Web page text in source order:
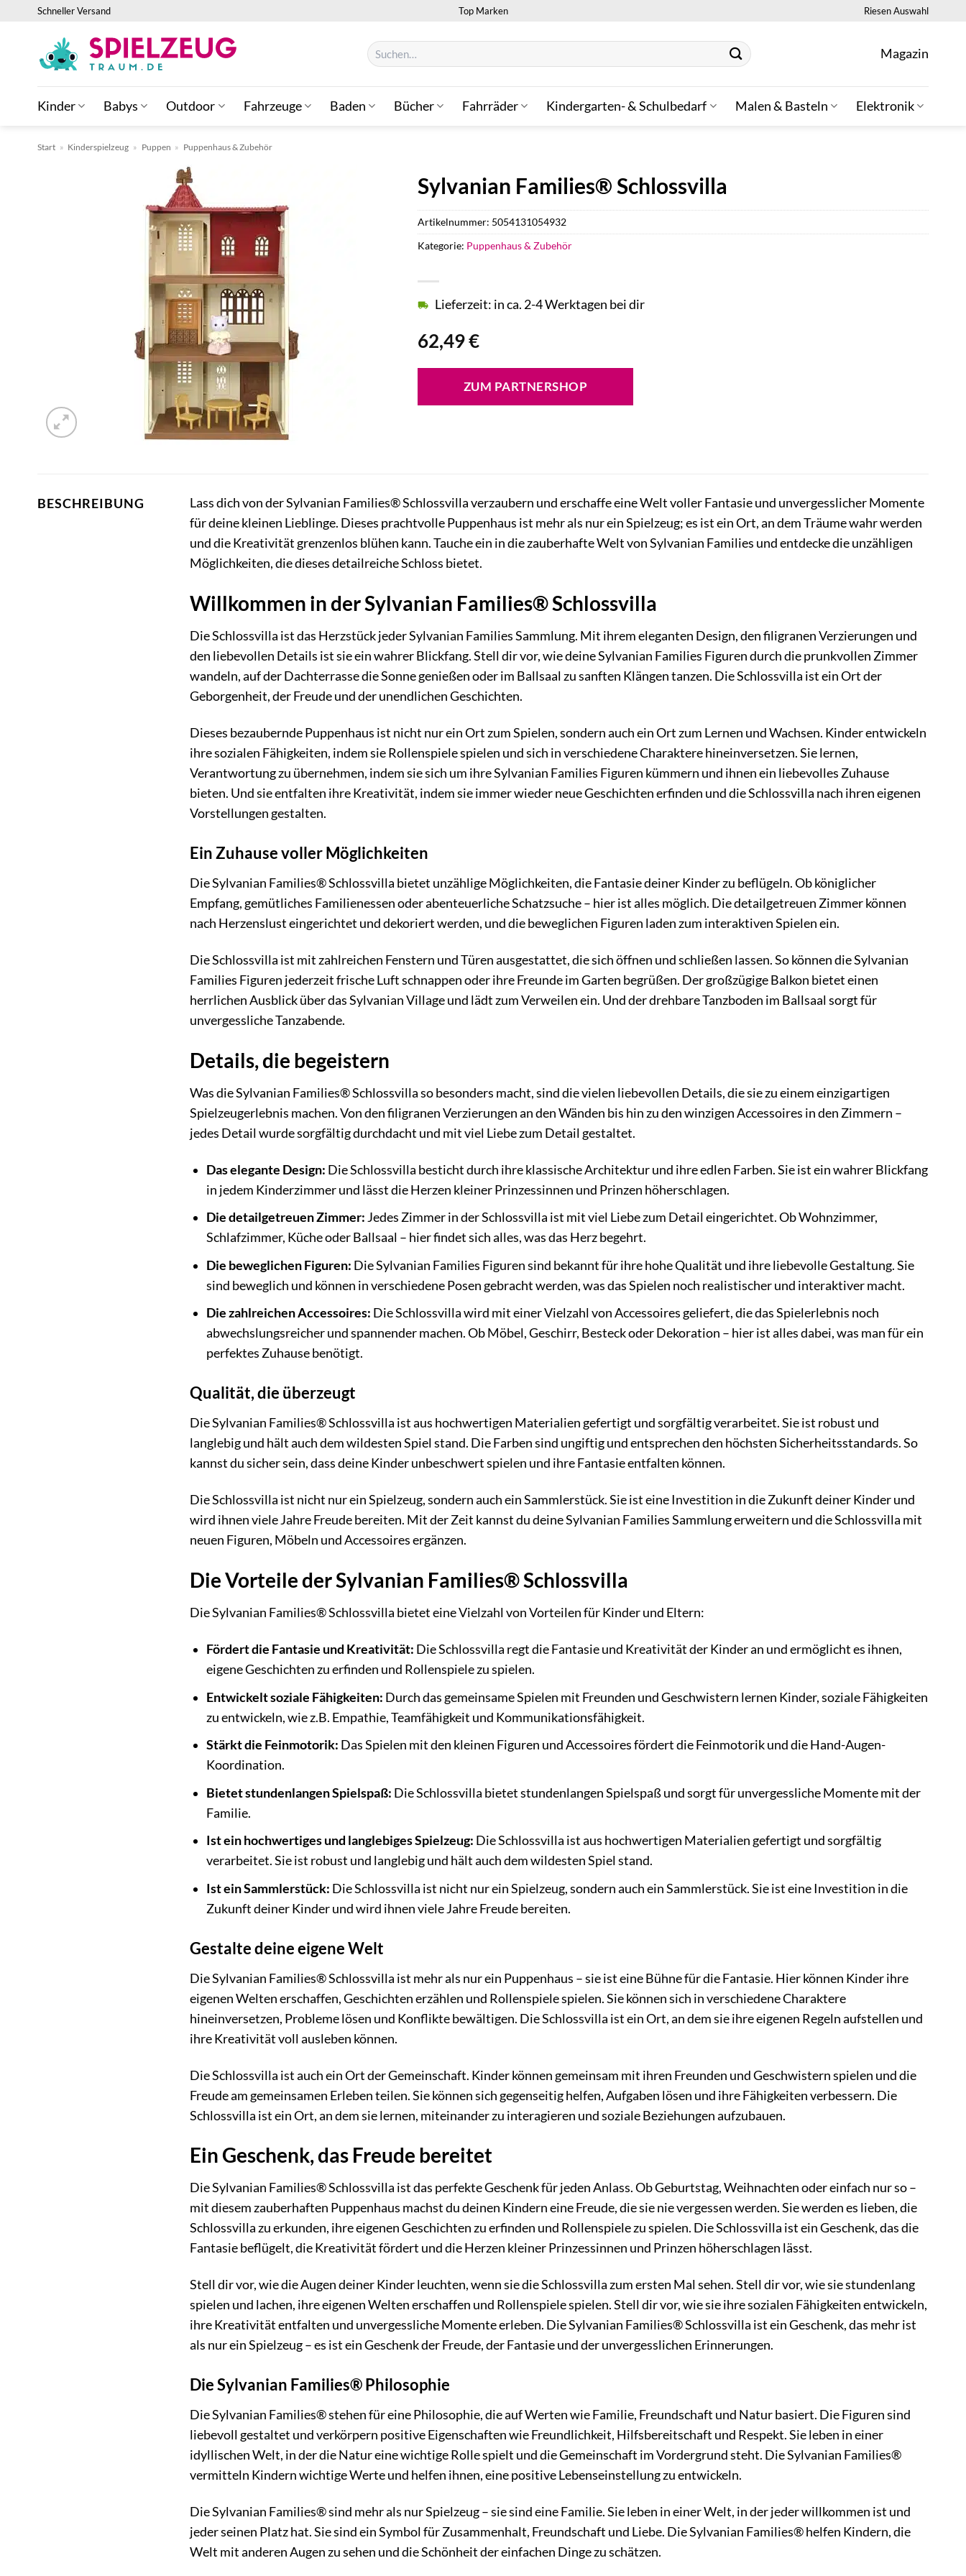
springen
Schneller Versand Top Marken Riesen Auswahl
Suchen
nach:
Magazin
Kinder Babys Outdoor Fahrzeuge Baden Bücher Fahrräder Kindergarten- & Schulbedarf Malen & Basteln Elektronik
Start » Kinderspielzeug » Puppen » Puppenhaus & Zubehör
Sylvanian Families® Schlossvilla
62,49€
Lieferzeit: in ca. 2-4 Werktagen bei dir
ZUM PARTNERSHOP
Artikelnummer: 5054131054932
Kategorie: Puppenhaus & Zubehör
BESCHREIBUNG
Lass dich von der Sylvanian Families® Schlossvilla verzaubern und erschaffe eine Welt voller Fantasie und unvergesslicher Momente
für deine kleinen Lieblinge. Dieses prachtvolle Puppenhaus ist mehr als nur ein Spielzeug; es ist ein Ort, an dem Träume wahr werden
und die Kreativität grenzenlos blühen kann. Tauche ein in die zauberhafte Welt von Sylvanian Families und entdecke die unzähligen
Möglichkeiten, die dieses detailreiche Schloss bietet.
Willkommen in der Sylvanian Families® Schlossvilla
Die Schlossvilla ist das Herzstück jeder Sylvanian Families Sammlung. Mit ihrem eleganten Design, den filigranen Verzierungen und
den liebevollen Details ist sie ein wahrer Blickfang. Stell dir vor, wie deine Sylvanian Families Figuren durch die prunkvollen Zimmer
wandeln, auf der Dachterrasse die Sonne genießen oder im Ballsaal zu sanften Klängen tanzen. Die Schlossvilla ist ein Ort der
Geborgenheit, der Freude und der unendlichen Geschichten.
Dieses bezaubernde Puppenhaus ist nicht nur ein Ort zum Spielen, sondern auch ein Ort zum Lernen und Wachsen. Kinder entwickeln
ihre sozialen Fähigkeiten, indem sie Rollenspiele spielen und sich in verschiedene Charaktere hineinversetzen. Sie lernen,
Verantwortung zu übernehmen, indem sie sich um ihre Sylvanian Families Figuren kümmern und ihnen ein liebevolles Zuhause
bieten. Und sie entfalten ihre Kreativität, indem sie immer wieder neue Geschichten erfinden und die Schlossvilla nach ihren eigenen
Vorstellungen gestalten.
Ein Zuhause voller Möglichkeiten
Die Sylvanian Families® Schlossvilla bietet unzählige Möglichkeiten, die Fantasie deiner Kinder zu beflügeln. Ob königlicher
Empfang, gemütliches Familienessen oder abenteuerliche Schatzsuche – hier ist alles möglich. Die detailgetreuen Zimmer können
nach Herzenslust eingerichtet und dekoriert werden, und die beweglichen Figuren laden zum interaktiven Spielen ein.
Die Schlossvilla ist mit zahlreichen Fenstern und Türen ausgestattet, die sich öffnen und schließen lassen. So können die Sylvanian
Families Figuren jederzeit frische Luft schnappen oder ihre Freunde im Garten begrüßen. Der großzügige Balkon bietet einen
herrlichen Ausblick über das Sylvanian Village und lädt zum Verweilen ein. Und der drehbare Tanzboden im Ballsaal sorgt für
unvergessliche Tanzabende.
Details, die begeistern
Was die Sylvanian Families® Schlossvilla so besonders macht, sind die vielen liebevollen Details, die sie zu einem einzigartigen
Spielzeugerlebnis machen. Von den filigranen Verzierungen an den Wänden bis hin zu den winzigen Accessoires in den Zimmern –
jedes Detail wurde sorgfältig durchdacht und mit viel Liebe zum Detail gestaltet.
Das elegante Design: Die Schlossvilla besticht durch ihre klassische Architektur und ihre edlen Farben. Sie ist ein wahrer Blickfang
in jedem Kinderzimmer und lässt die Herzen kleiner Prinzessinnen und Prinzen höherschlagen.
Die detailgetreuen Zimmer:Jedes Zimmer in der Schlossvilla ist mit viel Liebe zum Detail eingerichtet. Ob Wohnzimmer,
Schlafzimmer, Küche oder Ballsaal – hier findet sich alles, was das Herz begehrt.
Die beweglichen Figuren: Die Sylvanian Families Figuren sind bekannt für ihre hohe Qualität und ihre liebevolle Gestaltung. Sie
sind beweglich und können in verschiedene Posen gebracht werden, was das Spielen noch realistischer und interaktiver macht.
Die zahlreichen Accessoires: Die Schlossvilla wird mit einer Vielzahl von Accessoires geliefert, die das Spielerlebnis noch
abwechslungsreicher und spannender machen. Ob Möbel, Geschirr, Besteck oder Dekoration – hier ist alles dabei, was man für ein
perfektes Zuhause benötigt.
Qualität, die überzeugt
Die Sylvanian Families® Schlossvilla ist aus hochwertigen Materialien gefertigt und sorgfältig verarbeitet. Sie ist robust und
langlebig und hält auch dem wildesten Spiel stand. Die Farben sind ungiftig und entsprechen den höchsten Sicherheitsstandards. So
kannst du sicher sein, dass deine Kinder unbeschwert spielen und ihre Fantasie entfalten können.
Die Schlossvilla ist nicht nur ein Spielzeug, sondern auch ein Sammlerstück. Sie ist eine Investition in die Zukunft deiner Kinder und
wird ihnen viele Jahre Freude bereiten. Mit der Zeit kannst du deine Sylvanian Families Sammlung erweitern und die Schlossvilla mit
neuen Figuren, Möbeln und Accessoires ergänzen.
Die Vorteile der Sylvanian Families® Schlossvilla
Die Sylvanian Families® Schlossvilla bietet eine Vielzahl von Vorteilen für Kinder und Eltern:
Fördert die Fantasie und Kreativität: Die Schlossvilla regt die Fantasie und Kreativität der Kinder an und ermöglicht es ihnen,
eigene Geschichten zu erfinden und Rollenspiele zu spielen.
Entwickelt soziale Fähigkeiten: Durch das gemeinsame Spielen mit Freunden und Geschwistern lernen Kinder, soziale Fähigkeiten
zu entwickeln, wie z.B. Empathie, Teamfähigkeit und Kommunikationsfähigkeit.
Stärkt die Feinmotorik: Das Spielen mit den kleinen Figuren und Accessoires fördert die Feinmotorik und die Hand-Augen-
Koordination.
Bietet stundenlangen Spielspaß: Die Schlossvilla bietet stundenlangen Spielspaß und sorgt für unvergessliche Momente mit der
Familie.
Ist ein hochwertiges und langlebiges Spielzeug: Die Schlossvilla ist aus hochwertigen Materialien gefertigt und sorgfältig
verarbeitet. Sie ist robust und langlebig und hält auch dem wildesten Spiel stand.
Ist ein Sammlerstück: Die Schlossvilla ist nicht nur ein Spielzeug, sondern auch ein Sammlerstück. Sie ist eine Investition in die
Zukunft deiner Kinder und wird ihnen viele Jahre Freude bereiten.
Gestalte deine eigene Welt
Die Sylvanian Families® Schlossvilla ist mehr als nur ein Puppenhaus – sie ist eine Bühne für die Fantasie. Hier können Kinder ihre
eigenen Welten erschaffen, Geschichten erzählen und Rollenspiele spielen. Sie können sich in verschiedene Charaktere
hineinversetzen, Probleme lösen und Konflikte bewältigen. Die Schlossvilla ist ein Ort, an dem sie ihre eigenen Regeln aufstellen und
ihre Kreativität voll ausleben können.
Die Schlossvilla ist auch ein Ort der Gemeinschaft. Kinder können gemeinsam mit ihren Freunden und Geschwistern spielen und die
Freude am gemeinsamen Erleben teilen. Sie können sich gegenseitig helfen, Aufgaben lösen und ihre Fähigkeiten verbessern. Die
Schlossvilla ist ein Ort, an dem sie lernen, miteinander zu interagieren und soziale Beziehungen aufzubauen.
Ein Geschenk, das Freude bereitet
Die Sylvanian Families® Schlossvilla ist das perfekte Geschenk für jeden Anlass. Ob Geburtstag, Weihnachten oder einfach nur so –
mit diesem zauberhaften Puppenhaus machst du deinen Kindern eine Freude, die sie nie vergessen werden. Sie werden es lieben, die
Schlossvilla zu erkunden, ihre eigenen Geschichten zu erfinden und Rollenspiele zu spielen. Die Schlossvilla ist ein Geschenk, das die
Fantasie beflügelt, die Kreativität fördert und die Herzen kleiner Prinzessinnen und Prinzen höherschlagen lässt.
Stell dir vor, wie die Augen deiner Kinder leuchten, wenn sie die Schlossvilla zum ersten Mal sehen. Stell dir vor, wie sie stundenlang
spielen und lachen, ihre eigenen Welten erschaffen und Rollenspiele spielen. Stell dir vor, wie sie ihre sozialen Fähigkeiten entwickeln,
ihre Kreativität entfalten und unvergessliche Momente erleben. Die Sylvanian Families® Schlossvilla ist ein Geschenk, das mehr ist
als nur ein Spielzeug – es ist ein Geschenk der Freude, der Fantasie und der unvergesslichen Erinnerungen.
Die Sylvanian Families® Philosophie
Die Sylvanian Families® stehen für eine Philosophie, die auf Werten wie Familie, Freundschaft und Natur basiert. Die Figuren sind
liebevoll gestaltet und verkörpern positive Eigenschaften wie Freundlichkeit, Hilfsbereitschaft und Respekt. Sie leben in einer
idyllischen Welt, in der die Natur eine wichtige Rolle spielt und die Gemeinschaft im Vordergrund steht. Die Sylvanian Families®
vermitteln Kindern wichtige Werte und helfen ihnen, eine positive Lebenseinstellung zu entwickeln.
Die Sylvanian Families® sind mehr als nur Spielzeug – sie sind eine Familie. Sie leben in einer Welt, in der jeder willkommen ist und
jeder seinen Platz hat. Sie sind ein Symbol für Zusammenhalt, Freundschaft und Liebe. Die Sylvanian Families® helfen Kindern, die
Welt mit anderen Augen zu sehen und die Schönheit der einfachen Dinge zu schätzen.